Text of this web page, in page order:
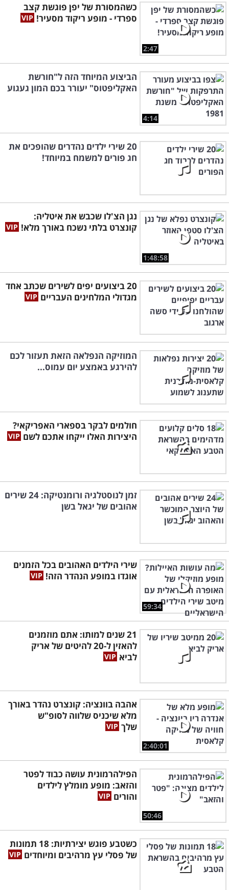
2:47
כשהמסורת של יפן פוגשת קצב
ספרדי - מופע ריקוד מסעיר!
4:14
הביצוע המיוחד הזה ל"חורשת
האקליפטוס" יעורר בכם המון געגוע
20 שירי ילדים נהדרים שהופכים את
חג פורים למשמח במיוחד!
1:48:58
נגן הצ'לו שכבש את איטליה:
קונצרט בלתי נשכח באורך מלא!
20 ביצועים יפים לשירים שכתב אחד
מגדולי המלחינים העבריים
המוזיקה הנפלאה הזאת תעזור לכם
להירגע באמצע יום עמוס...
חולמים לבקר בספארי האפריקאי?
היצירות האלו ייקחו אתכם לשם
זמן לנוסטלגיה ורומנטיקה: 24 שירים
אהובים של יגאל בשן
59:34
שירי הילדים האהובים בכל הזמנים
אוגדו במופע הנהדר הזה!
21 שנים למותו: אתם מוזמנים
להאזין ל-20 להיטים של אריק
לביא
2:40:01
אהבה בוונציה: קונצרט נהדר באורך
מלא שיכניס שלווה לסופ"ש
שלך
50:46
הפילהרמונית עושה כבוד לפטר
והזאב: מופע מומלץ לילדים
והורים
כשטבע פוגש יצירתיות: 18 תמונות
של פסלי עץ מרהיבים ומיוחדים